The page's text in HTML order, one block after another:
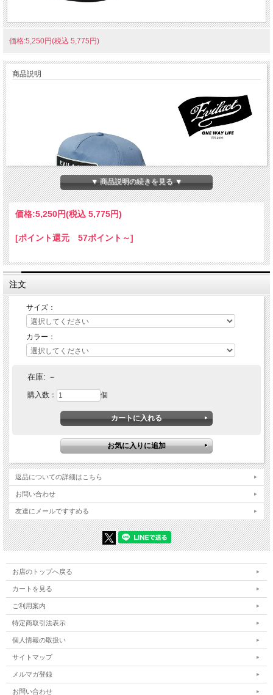
価格:5,250円(税込 5,775円)
商品説明
EVILACT (イーブルアクト)
WP TRUCKER CAP
▼ 商品説明の続きを見る ▼
価格:5,250円(税込 5,775円)
[ポイント還元 57ポイント～]
注文
サイズ：
カラー：
在庫: －
購入数： 個
返品についての詳細はこちら
お問い合わせ
友達にメールですすめる
お店のトップへ戻る
カートを見る
ご利用案内
特定商取引法表示
個人情報の取扱い
サイトマップ
メルマガ登録
お問い合わせ